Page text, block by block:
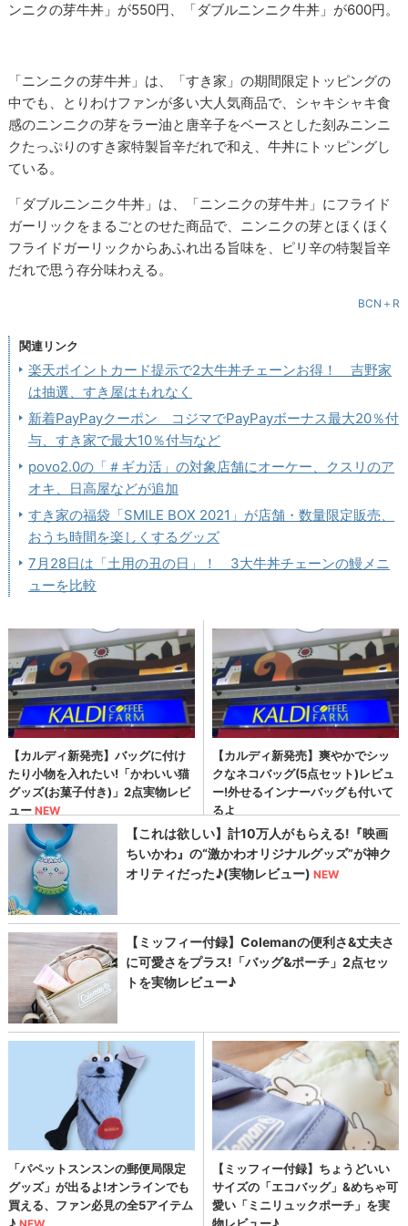
ンニクの芽牛丼」が550円、「ダブルニンニク牛丼」が600円。
「ニンニクの芽牛丼」は、「すき家」の期間限定トッピングの
中でも、とりわけファンが多い大人気商品で、シャキシャキ食
感のニンニクの芽をラー油と唐辛子をベースとした刻みニンニ
クたっぷりのすき家特製旨辛だれで和え、牛丼にトッピングし
ている。
「ダブルニンニク牛丼」は、「ニンニクの芽牛丼」にフライド
ガーリックをまるごとのせた商品で、ニンニクの芽とほくほく
フライドガーリックからあふれ出る旨味を、ピリ辛の特製旨辛
だれで思う存分味わえる。
BCN＋R
関連リンク
楽天ポイントカード提示で2大牛丼チェーンお得！ 吉野家
は抽選、すき屋はもれなく
新着PayPayクーポン コジマでPayPayボーナス最大20％付
与、すき家で最大10％付与など
povo2.0の「＃ギカ活」の対象店舗にオーケー、クスリのア
オキ、日高屋などが追加
すき家の福袋「SMILE BOX 2021」が店舗・数量限定販売、
おうち時間を楽しくするグッズ
7月28日は「土用の丑の日」！ 3大牛丼チェーンの鰻メニ
ューを比較